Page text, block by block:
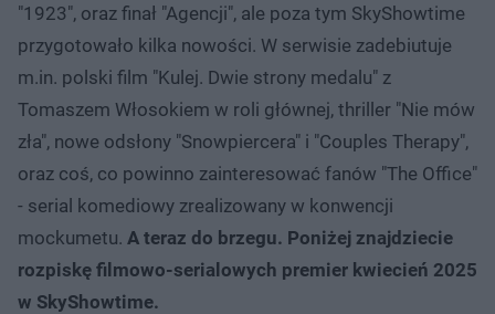
"1923", oraz finał "Agencji", ale poza tym SkyShowtime
przygotowało kilka nowości. W serwisie zadebiutuje
m.in. polski film "Kulej. Dwie strony medalu" z
Tomaszem Włosokiem w roli głównej, thriller "Nie mów
zła", nowe odsłony "Snowpiercera" i "Couples Therapy",
oraz coś, co powinno zainteresować fanów "The Office"
- serial komediowy zrealizowany w konwencji
mockumetu. A teraz do brzegu. Poniżej znajdziecie
rozpiskę filmowo-serialowych premier kwiecień 2025
w SkyShowtime.